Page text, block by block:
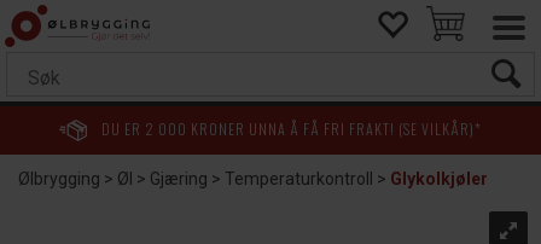
DU ER 2 000 KRONER UNNA Å FÅ FRI FRAKT! (SE VILKÅR)*
Ølbrygging>Øl >Gjæring>Temperaturkontroll >Glykolkjøler